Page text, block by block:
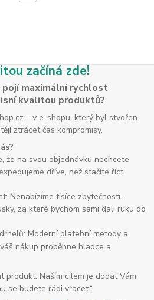
začíná zde!
maximální rychlost
kvalitou produktů?
– v e-shopu, který byl stvořen
ztrácet čas kompromisy.
že na svou objednávku nechcete
dříve, než stačíte říct
Nenabízíme tisíce zbytečností.
za které bychom sami dali ruku do
Moderní platební metody a
nákup proběhne hladce a
produkt. Naším cílem je dodat Vám
se budete rádi vracet.“